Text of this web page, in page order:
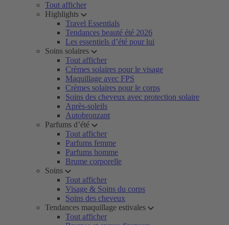
Tout afficher
Highlights
Travel Essentials
Tendances beauté été 2026
Les essentiels d’été pour lui
Soins solaires
Tout afficher
Crèmes solaires pour le visage
Maquillage avec FPS
Crèmes solaires pour le corps
Soins des cheveux avec protection solaire
Après-soleils
Autobronzant
Parfums d’été
Tout afficher
Parfums femme
Parfums homme
Brume corporelle
Soins
Tout afficher
Visage & Soins du corps
Soins des cheveux
Tendances maquillage estivales
Tout afficher